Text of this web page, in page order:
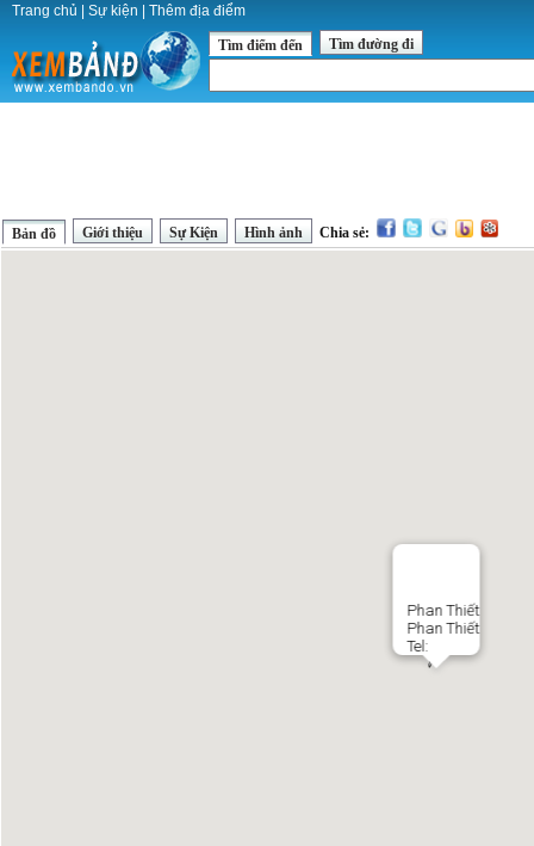
Trang chủ Sự kiện Thêm địa điểm
Tìm điểm đến Tìm đường đi
Bản đồ Giới thiệu Sự Kiện Hình ảnh Chia sẻ:
Phan Thiết
Phan Thiết
Tel: